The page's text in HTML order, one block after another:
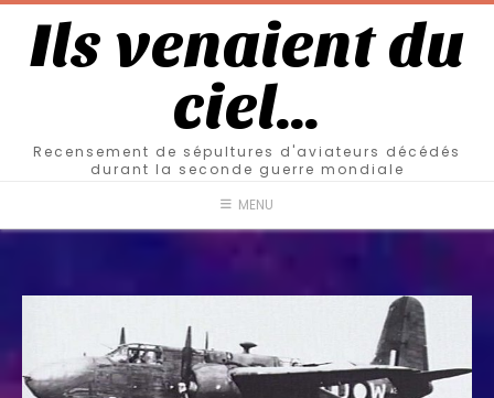
Ils venaient du
ciel…
Recensement de sépultures d'aviateurs décédés
durant la seconde guerre mondiale
MENU